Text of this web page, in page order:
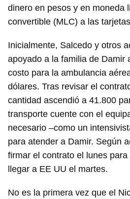
dinero en pesos y en moneda
convertible (MLC) a las
Inicialmente, Salcedo y otros
apoyado a la familia de Damir
costo para la ambulancia
dólares. Tras revisar el
cantidad ascendió a 41.800
transporte cuente con el
necesario –como un
para atender a Damir. Según
firmar el contrato el lunes
llegar a EE UU el martes.
No es la primera vez que el